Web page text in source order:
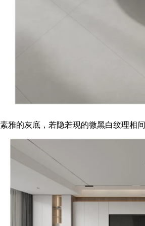
素雅的灰底，若隐若现的微黑白纹理相